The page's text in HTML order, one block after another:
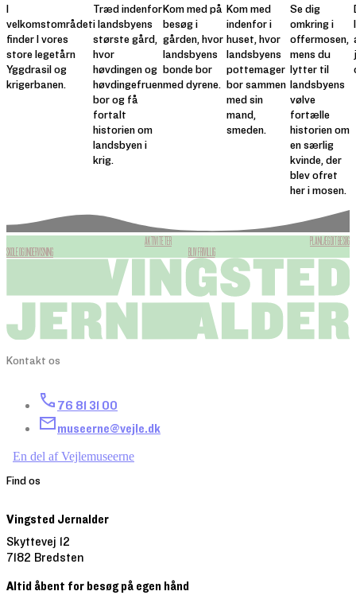
I
velkomstområdet
finder I vores
store legetårn
Yggdrasil og
krigerbanen.
Træd indenfor
i landsbyens
største gård,
hvor
høvdingen og
høvdingefruen
bor og få
fortalt
historien om
landsbyen i
krig.
Kom med på
besøg i
gården, hvor
landsbyens
bonde bor
med dyrene.
Kom med
indenfor i
huset, hvor
landsbyens
pottemager
bor sammen
med sin
mand,
smeden.
Se dig
omkring i
offermosen,
mens du
lytter til
landsbyens
vølve
fortælle
historien om
en særlig
kvinde, der
blev ofret
her i mosen.
AKTIVITETER PLANLÆG DIT BESØG
SKOLE OG UNDERVISNING BLIV FRIVILLIG
Kontakt os
76 81 31 00
museerne@vejle.dk
En del af Vejlemuseerne
Find os
Vingsted Jernalder
Skyttevej 12
7182 Bredsten
Altid åbent for besøg på egen hånd